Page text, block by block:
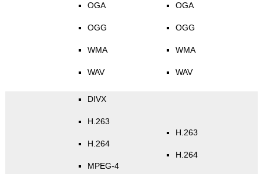
OGA
OGG
WMA
WAV
OGA
OGG
WMA
WAV
DIVX
H.263
H.264
MPEG-4
H.263
H.264